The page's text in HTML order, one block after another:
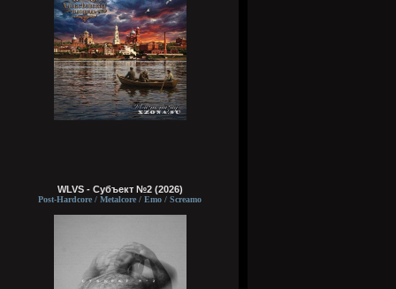
WLVS - Субъект №2 (2026)
Post-Hardcore / Metalcore / Emo / Screamo